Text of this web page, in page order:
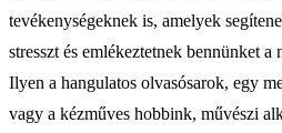
tevékenységeknek is, amelyek
stresszt és emlékeztetnek bennünket a
Ilyen a hangulatos olvasósarok, egy
vagy a kézműves hobbink, művészi